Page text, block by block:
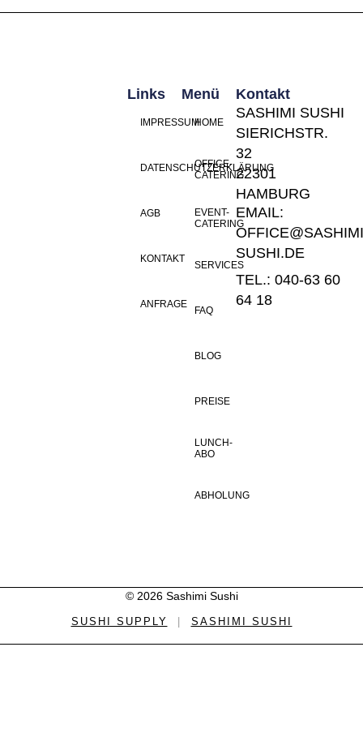
Menü
HOME
OFFICE-
CATERING
EVENT-
CATERING
SERVICES
FAQ
BLOG
PREISE
LUNCH-
ABO
ABHOLUNG
Links
IMPRESSUM
DATENSCHUTZERKLÄRUNG
AGB
KONTAKT
ANFRAGE
Kontakt
SASHIMI SUSHI
SIERICHSTR.
32
22301
HAMBURG
EMAIL:
SUSHI.DE
TEL.: 040-63 60
64 18
© 2026 Sashimi Sushi
SUSHI SUPPLY SASHIMI SUSHI